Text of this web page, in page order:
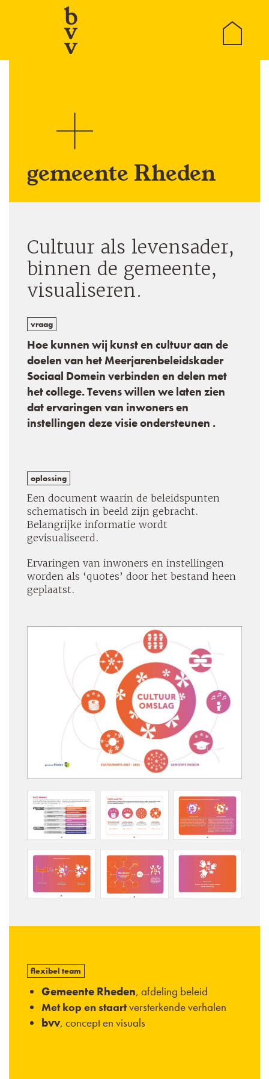
home
gemeente Rheden
Cultuur als levensader,
binnen de gemeente,
visualiseren.
vraag
Hoe kunnen wij kunst en cultuur aan de
doelen van het Meerjarenbeleidskader
Sociaal Domein verbinden en delen met
het college. Tevens willen we laten zien
dat ervaringen van inwoners en
instellingen deze visie ondersteunen .
oplossing
Een document waarin de beleidspunten
schematisch in beeld zijn gebracht.
Belangrijke informatie wordt
gevisualiseerd.
Ervaringen van inwoners en instellingen
worden als ‘quotes’ door het bestand heen
geplaatst.
flexibel team
Gemeente Rheden, afdeling beleid
Met kop en staartversterkende verhalen
bvv, concept en visuals